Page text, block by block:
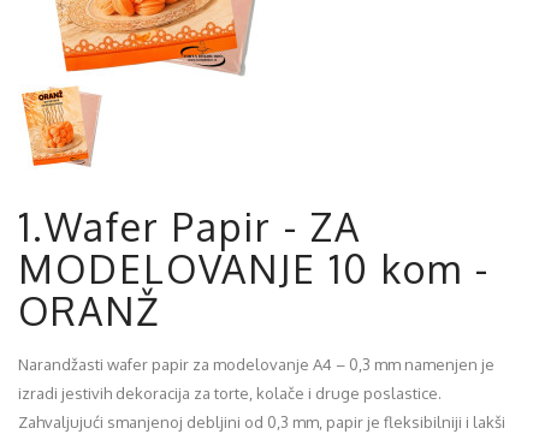
1.Wafer Papir - ZA
MODELOVANJE 10 kom -
ORANŽ
Narandžasti wafer papir za modelovanje A4 – 0,3 mm namenjen je
izradi jestivih dekoracija za torte, kolače i druge poslastice.
Zahvaljujući smanjenoj debljini od 0,3 mm, papir je fleksibilniji i lakši